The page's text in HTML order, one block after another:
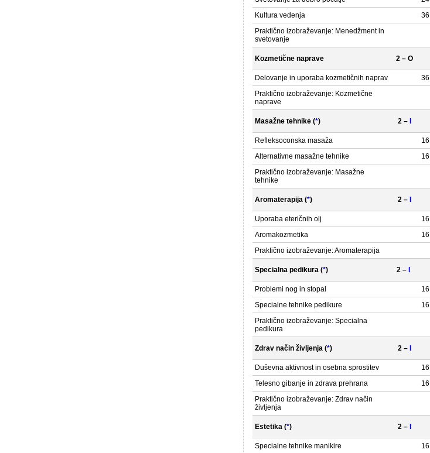
Kultura vedenja
36
Praktično izobraževanje: Menedžment in
svetovanje
Kozmetične naprave 2 – O
Delovanje in uporaba kozmetičnih naprav 36
Praktično izobraževanje: Kozmetične
naprave
Masažne tehnike (*) 2 – I
Refleksoconska masaža 16
Alternativne masažne tehnike
16
Praktično izobraževanje: Masažne
tehnike
Aromaterapija (*) 2 – I
Uporaba eteričnih olj 16
Aromakozmetika
16
Praktično izobraževanje: Aromaterapija
Specialna pedikura (*) 2 – I
Problemi nog in stopal 16
Specialne tehnike pedikure
16
Praktično izobraževanje: Specialna
pedikura
Zdrav način življenja (*) 2 – I
Duševna aktivnost in osebna sprostitev 16
Telesno gibanje in zdrava prehrana
16
Praktično izobraževanje: Zdrav način
življenja
Estetika (*) 2 – I
Specialne tehnike manikire 16